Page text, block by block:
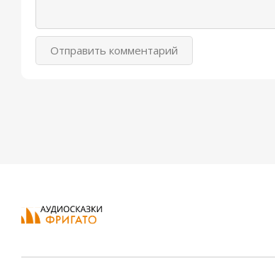
Отправить комментарий